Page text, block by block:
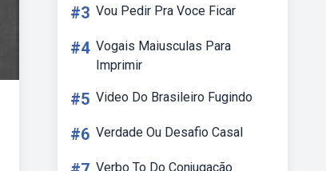
#3 Vou Pedir Pra Voce Ficar
#4 Vogais Maiusculas Para
Imprimir
#5 Video Do Brasileiro Fugindo
#6 Verdade Ou Desafio Casal
Verbo To Do Conjugação